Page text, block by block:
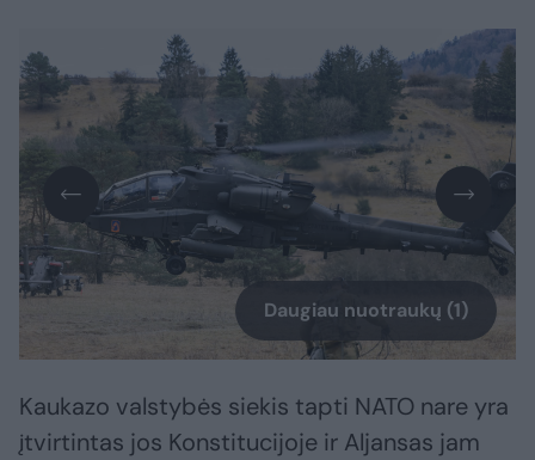
Daugiau nuotraukų (1)
Kaukazo valstybės siekis tapti NATO nare yra
įtvirtintas jos Konstitucijoje ir Aljansas jam